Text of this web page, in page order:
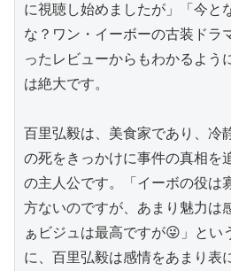
に視聴し始めましたが」「今と
な？ワン・イーボーの古装ドラ
ったレビューからもわかるよう
は絶大です。
百里弘毅は、美食家であり、冷
の死をきっかけに事件の真相を
の主人公です。「イーボの役は
方ないのですが、あまり魅力は
ぁビジュは最高ですが😜」とい
に、百里弘毅は感情をあまり表